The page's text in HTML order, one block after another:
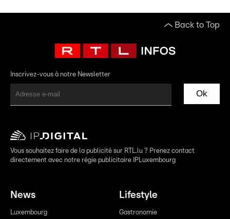
Back to Top
Inscrivez-vous à notre Newsletter
Ok
Vous souhaitez faire de la publicité sur RTL.lu ? Prenez contact
directement avec notre régie publicitaire IPLuxembourg
News
Luxembourg
Lifestyle
Gastronomie